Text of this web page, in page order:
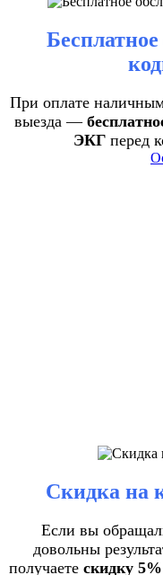
При оплате
выезда —
ЭКГперед
Скидка на
Если вы
довольны
получаете скидку